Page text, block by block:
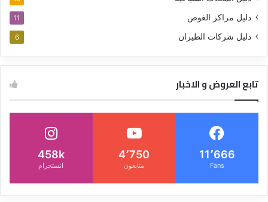
دليل مراكز الغوص 11
دليل شركات الطيران 6
تابع العروض و الاخبار
11٬666
Fans
4٬750
متابعون
458k
انستجرام